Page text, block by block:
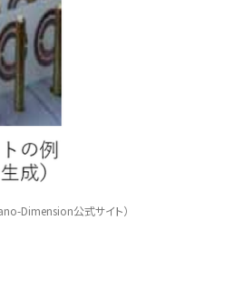
Dimension公式サイト）